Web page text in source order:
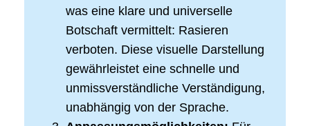
was eine klare und universelle
Botschaft vermittelt: Rasieren
verboten. Diese visuelle Darstellung
gewährleistet eine schnelle und
unmissverständliche Verständigung,
unabhängig von der Sprache.